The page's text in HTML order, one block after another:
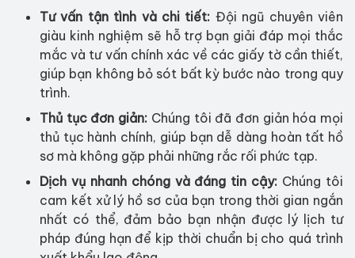
Tư vấn tận tình và chi tiết: Đội ngũ chuyên viên
giàu kinh nghiệm sẽ hỗ trợ bạn giải đáp mọi thắc
mắc và tư vấn chính xác về các giấy tờ cần thiết,
giúp bạn không bỏ sót bất kỳ bước nào trong quy
trình.
Thủ tục đơn giản: Chúng tôi đã đơn giản hóa mọi
thủ tục hành chính, giúp bạn dễ dàng hoàn tất hồ
sơ mà không gặp phải những rắc rối phức tạp.
Dịch vụ nhanh chóng và đáng tin cậy: Chúng tôi
cam kết xử lý hồ sơ của bạn trong thời gian ngắn
nhất có thể, đảm bảo bạn nhận được lý lịch tư
pháp đúng hạn để kịp thời chuẩn bị cho quá trình